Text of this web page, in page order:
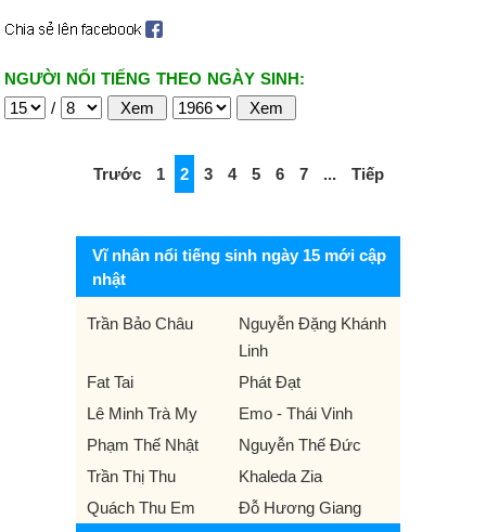
NGƯỜI NỔI TIẾNG THEO NGÀY SINH:
/
Trước 1 2 3 4 5 6 7 ... Tiếp
Vĩ nhân nổi tiếng sinh ngày 15 mới cập
nhật
Trần Bảo Châu
Nguyễn Đặng Khánh
Linh
Fat Tai
Phát Đạt
Lê Minh Trà My
Emo - Thái Vinh
Phạm Thế Nhật
Nguyễn Thế Đức
Trần Thị Thu
Khaleda Zia
Quách Thu Em
Đỗ Hương Giang